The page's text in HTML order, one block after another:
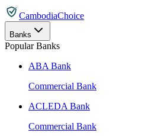
CambodiaChoice
Banks
Popular Banks
ABA Bank
Commercial Bank
ACLEDA Bank
Commercial Bank